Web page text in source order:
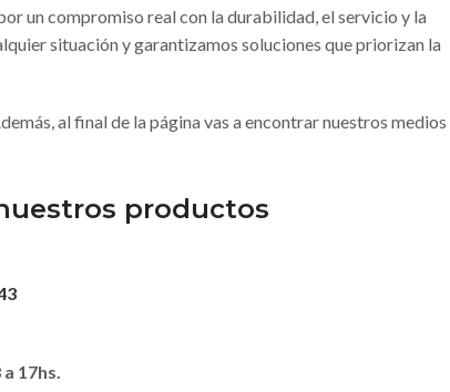
un compromiso real con la durabilidad, el servicio y la
situación y garantizamos soluciones que priorizan la
al final de la página vas a encontrar nuestros medios
productos
17hs.